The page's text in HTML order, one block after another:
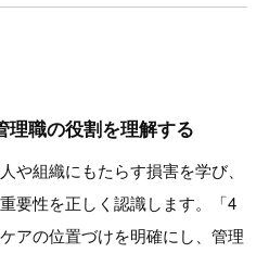
理職の役割を理解する
や組織にもたらす損害を学び、
要性を正しく認識します。「4
アの位置づけを明確にし、管理